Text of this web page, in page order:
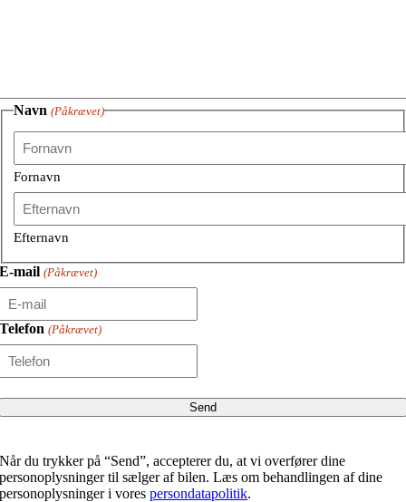
Navn (Påkrævet)
Fornavn
Efternavn
E-mail (Påkrævet)
Telefon (Påkrævet)
Når du trykker på “Send”, accepterer du, at vi overfører dine
personoplysninger til sælger af bilen. Læs om behandlingen af dine
personoplysninger i vorespersondatapolitik.